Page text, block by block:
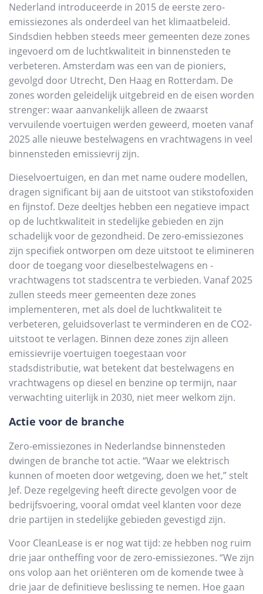
Nederland introduceerde in 2015 de eerste zero-
emissiezones als onderdeel van het klimaatbeleid.
Sindsdien hebben steeds meer gemeenten deze zones
ingevoerd om de luchtkwaliteit in binnensteden te
verbeteren. Amsterdam was een van de pioniers,
gevolgd door Utrecht, Den Haag en Rotterdam. De
zones worden geleidelijk uitgebreid en de eisen worden
strenger: waar aanvankelijk alleen de zwaarst
vervuilende voertuigen werden geweerd, moeten vanaf
2025 alle nieuwe bestelwagens en vrachtwagens in veel
binnensteden emissievrij zijn.
Dieselvoertuigen, en dan met name oudere modellen,
dragen significant bij aan de uitstoot van stikstofoxiden
en fijnstof. Deze deeltjes hebben een negatieve impact
op de luchtkwaliteit in stedelijke gebieden en zijn
schadelijk voor de gezondheid. De zero-emissiezones
zijn specifiek ontworpen om deze uitstoot te elimineren
door de toegang voor dieselbestelwagens en -
vrachtwagens tot stadscentra te verbieden. Vanaf 2025
zullen steeds meer gemeenten deze zones
implementeren, met als doel de luchtkwaliteit te
verbeteren, geluidsoverlast te verminderen en de CO2-
uitstoot te verlagen. Binnen deze zones zijn alleen
emissievrije voertuigen toegestaan voor
stadsdistributie, wat betekent dat bestelwagens en
vrachtwagens op diesel en benzine op termijn, naar
verwachting uiterlijk in 2030, niet meer welkom zijn.
Actie voor de branche
Zero-emissiezones in Nederlandse binnensteden
dwingen de branche tot actie. “Waar we elektrisch
kunnen of moeten door wetgeving, doen we het,” stelt
Jef. Deze regelgeving heeft directe gevolgen voor de
bedrijfsvoering, vooral omdat veel klanten voor deze
drie partijen in stedelijke gebieden gevestigd zijn.
Voor CleanLease is er nog wat tijd: ze hebben nog ruim
drie jaar ontheffing voor de zero-emissiezones. “We zijn
ons volop aan het oriënteren om de komende twee à
drie jaar de definitieve beslissing te nemen. Hoe gaan